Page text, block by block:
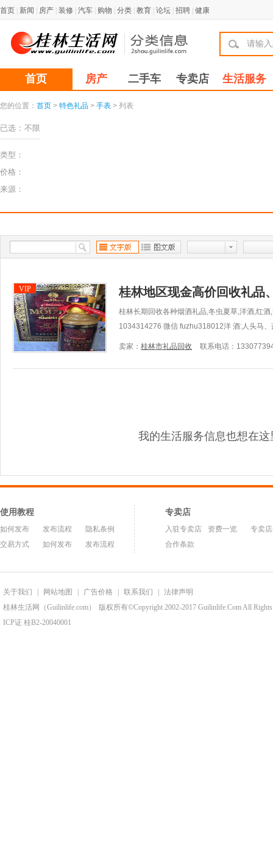
首页 新闻 房产 装修 汽车 购物 分类 教育 论坛 招聘 健康
首页 房产 二手车 专卖店 生活服务
您的位置： 首页 > 特色礼品 > 手表 > 列表
已选： 不限
类型：
价格：
来源：
VIP 桂林地区现金高价回收礼品
桂林长期回收各种烟酒礼品,冬虫夏草,洋酒,红
1034314276 微信 fuzhu318012洋 酒:人头马、
卖家： 桂林市礼品回收 联系电话：
我的生活服务信息也想在这
使用教程
如何发布 发布流程
隐私条例
交易方式
如何发布 发布流程
专卖店
入驻专卖店 资费一览
专卖
合作条款
关于我们 网站地图 广告价格 联系我们
法律声明
桂林生活网（Guilinlife.com）
版权所有©Copyright 2002-2017 Guilinlife.Com All Rights
ICP证 桂B2-20040001